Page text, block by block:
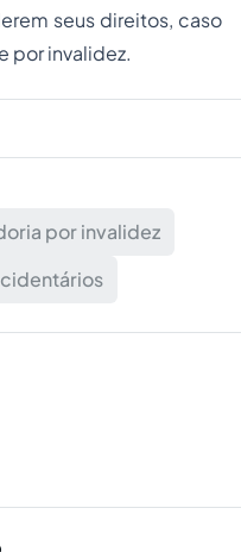
seus direitos, caso
por invalidez.
por invalidez